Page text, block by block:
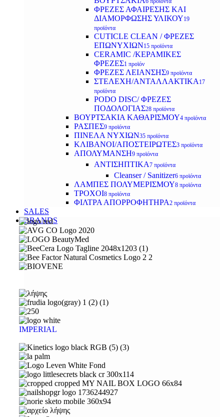
ΦΡΕΖΕΣ ΑΦΑΙΡΕΣΗΣ ΚΑΙ
ΔΙΑΜΟΡΦΩΣΗΣ ΥΛΙΚΟΥ19
προϊόντα
CUTICLE CLEAN / ΦΡΕΖΕΣ
ΕΠΩΝΥΧΙΩΝ15 προϊόντα
CERAMIC /ΚΕΡΑΜΙΚΕΣ
ΦΡΕΖΕΣ1 προϊόν
ΦΡΕΖΕΣ ΛΕΙΑΝΣΗΣ9 προϊόντα
ΣΤΕΛΕΧΗ/ΑΝΤΑΛΛΑΚΤΙΚΑ 17
προϊόντα
PODO DISC/ ΦΡΕΖΕΣ
ΠΟΔΟΛΟΓΙΑΣ28 προϊόντα
ΒΟΥΡΤΣΑΚΙΑ ΚΑΘΑΡΙΣΜΟΥ4 προϊόντα
ΡΑΣΠΕΣ9 προϊόντα
ΠΙΝΕΛΑ ΝΥΧΙΩΝ35 προϊόντα
ΚΛΙΒΑΝΟΙ/ΑΠΟΣΤΕΙΡΩΤΕΣ3 προϊόντα
ΑΠΟΛΥΜΑΝΣΗ9 προϊόντα
ΑΝΤΙΣΗΠΤΙΚΑ7 προϊόντα
Cleanser / Sanitizer6 προϊόντα
ΛΑΜΠΕΣ ΠΟΛΥΜΕΡΙΣΜΟΥ8 προϊόντα
ΤΡΟΧΟΙ8 προϊόντα
ΦΙΛΤΡΑ ΑΠΟΡΡΟΦΗΤΗΡΑ2 προϊόντα
SALES
BRANDS
IMPERIAL